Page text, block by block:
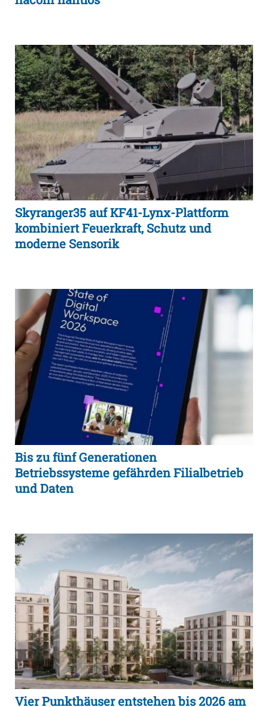
Skyranger35 auf KF41-Lynx-Plattform
kombiniert Feuerkraft, Schutz und
moderne Sensorik
Bis zu fünf Generationen
Betriebssysteme gefährden Filialbetrieb
und Daten
Vier Punkthäuser entstehen bis 2026 am